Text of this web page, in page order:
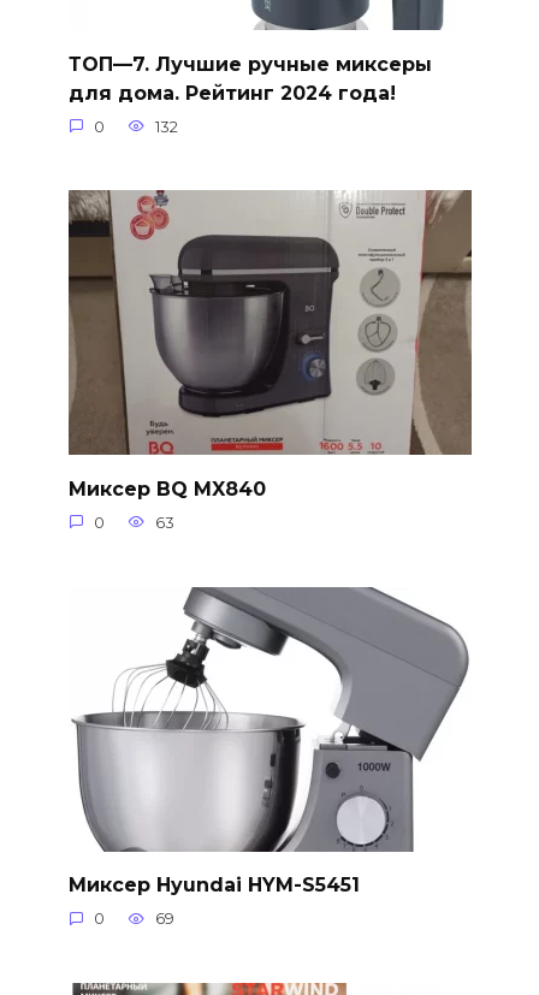
ТОП—7. Лучшие ручные миксеры
для дома. Рейтинг 2024 года!
0 132
Миксер BQ MX840
0 63
Миксер Hyundai HYM-S5451
0 69